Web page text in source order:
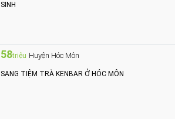
SINH
58triệu Huyện Hóc Môn
SANG TIỆM TRÀ KENBAR Ở HÓC MÔN